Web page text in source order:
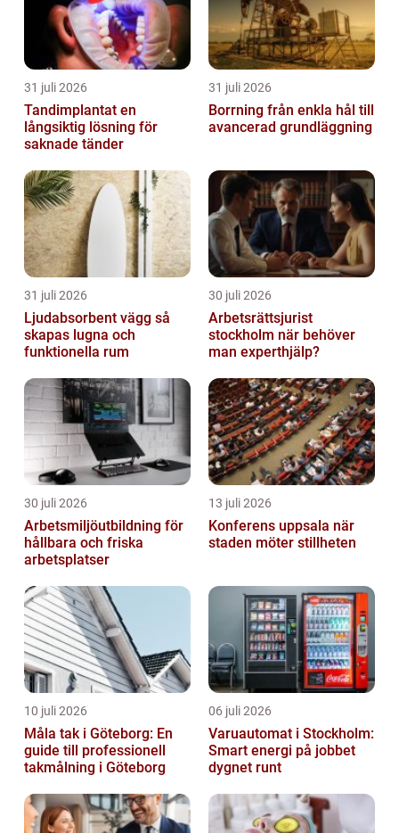
31 juli 2026
Tandimplantat en
långsiktig lösning för
saknade tänder
31 juli 2026
Borrning från enkla hål till
avancerad grundläggning
31 juli 2026
Ljudabsorbent vägg så
skapas lugna och
funktionella rum
30 juli 2026
Arbetsrättsjurist
stockholm när behöver
man experthjälp?
30 juli 2026
Arbetsmiljöutbildning för
hållbara och friska
arbetsplatser
13 juli 2026
Konferens uppsala när
staden möter stillheten
10 juli 2026
Måla tak i Göteborg: En
guide till professionell
takmålning i Göteborg
06 juli 2026
Varuautomat i Stockholm:
Smart energi på jobbet
dygnet runt